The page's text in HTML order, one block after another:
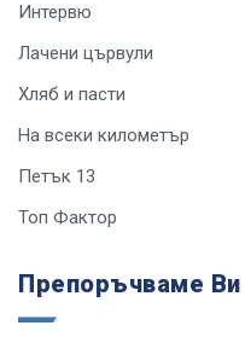
Интервю
Лачени цървули
Хляб и пасти
На всеки километър
Петък 13
Топ Фактор
Препоръчваме Ви